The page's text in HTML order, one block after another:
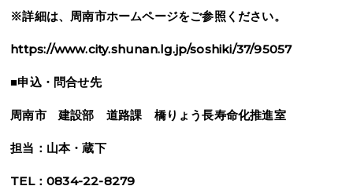
※詳細は、周南市ホームページをご参照ください。
https://www.city.shunan.lg.jp/soshiki/37/95057
■申込・問合せ先
周南市 建設部 道路課 橋りょう長寿命化推進室
担当：山本・蔵下
TEL：0834-22-8279